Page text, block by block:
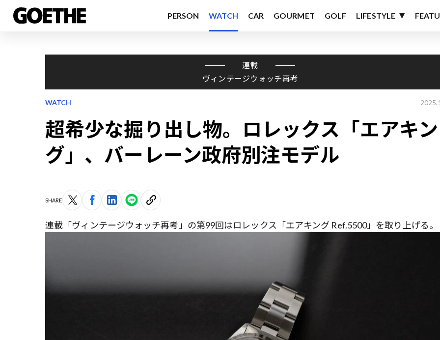
PERSON WATCH CAR GOURMET GOLF LIFESTYLE
連載
ヴィンテージウォッチ再考
WATCH
超希少な掘り出し物。ロレックス「エアキン
グ」、バーレーン政府別注モデル
SHARE
連載「ヴィンテージウォッチ再考」の第99回はロレックス「エアキング Ref.5500」を取り上げる。